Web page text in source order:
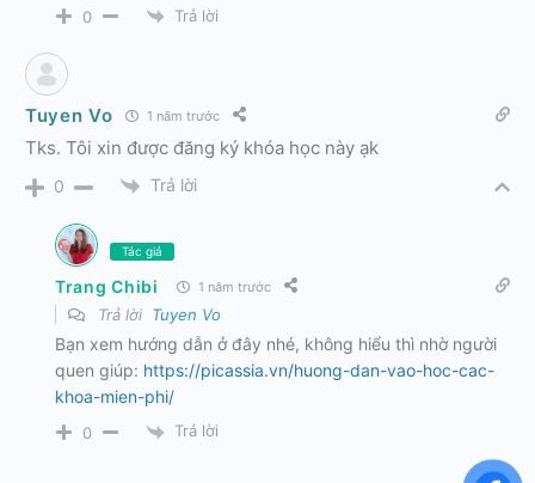
0 Trả lời
Tuyen Vo 1 năm trước
Tks. Tôi xin được đăng ký khóa học này ạk
0 Trả lời
Tác giả
Trang Chibi 1 năm trước
Trả lời Tuyen Vo
Bạn xem hướng dẫn ở đây nhé, không hiểu thì nhờ người
quen giúp: https://picassia.vn/huong-dan-vao-hoc-cac-
khoa-mien-phi/
0 Trả lời